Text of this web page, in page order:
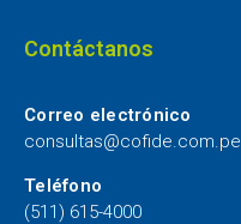
Contáctanos
Correo electrónico
consultas@cofide.com.pe
Teléfono
(511) 615-4000